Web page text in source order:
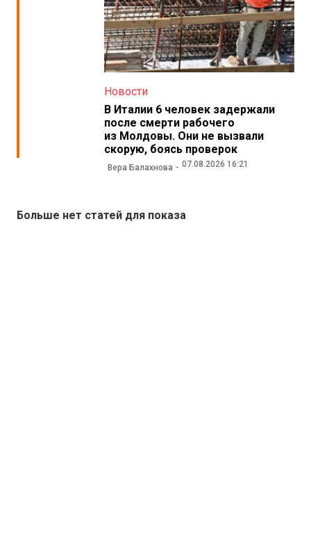
Новости
В Италии 6 человек задержали
после смерти рабочего
из Молдовы. Они не вызвали
скорую, боясь проверок
Вера Балахнова 07.08.2026 16:21
Больше нет статей для показа